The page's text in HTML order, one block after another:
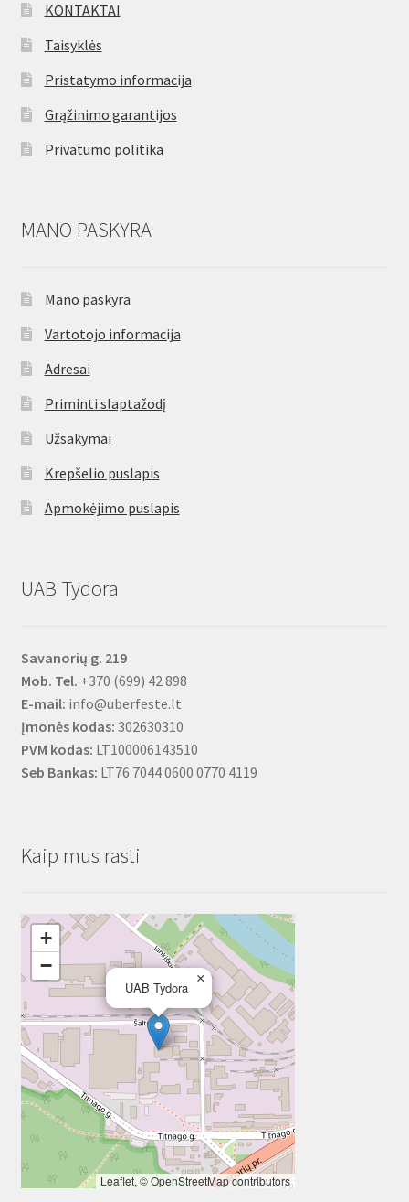
KONTAKTAI
Taisyklės
Pristatymo informacija
Grąžinimo garantijos
Privatumo politika
MANO PASKYRA
Mano paskyra
Vartotojo informacija
Adresai
Priminti slaptažodį
Užsakymai
Krepšelio puslapis
Apmokėjimo puslapis
UAB Tydora
Savanorių g. 219
Mob. Tel. +370 (699) 42 898
E-mail: info@uberfeste.lt
Įmonės kodas: 302630310
PVM kodas: LT100006143510
Seb Bankas: LT76 7044 0600 0770 4119
Kaip mus rasti
UAB Tydora
×
+
−
Leaflet, ©OpenStreetMapcontributors